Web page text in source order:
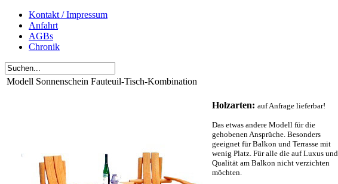
Kontakt / Impressum
Anfahrt
AGBs
Chronik
Modell Sonnenschein Fauteuil-Tisch-Kombination
Holzarten: auf Anfrage lieferbar!
Das etwas andere Modell für die
gehobenen Ansprüche. Besonders
geeignet für Balkon und Terrasse mit
wenig Platz. Für alle die auf Luxus und
Qualität am Balkon nicht verzichten
möchten.